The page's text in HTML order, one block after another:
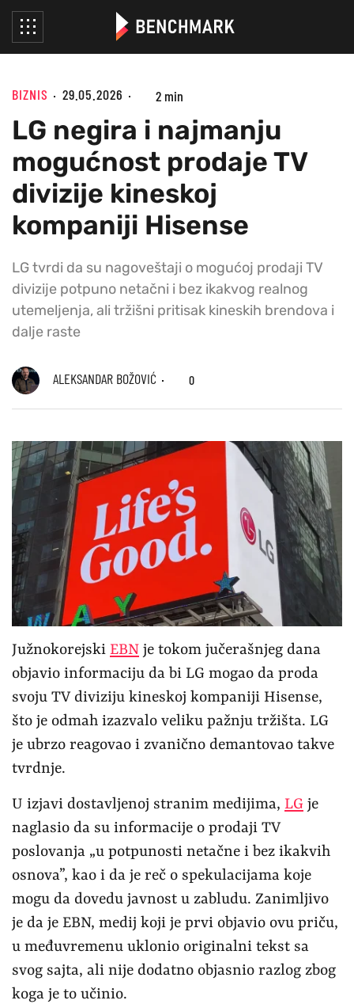
BIZNIS 29.05.2026 2 min
LG negira i najmanju
mogućnost prodaje TV
divizije kineskoj
kompaniji Hisense
LG tvrdi da su nagoveštaji o mogućoj prodaji TV
divizije potpuno netačni i bez ikakvog realnog
utemeljenja, ali tržišni pritisak kineskih brendova i
dalje raste
ALEKSANDAR BOŽOVIĆ 0
Južnokorejski EBN je tokom jučerašnjeg dana
objavio informaciju da bi LG mogao da proda
svoju TV diviziju kineskoj kompaniji Hisense,
što je odmah izazvalo veliku pažnju tržišta. LG
je ubrzo reagovao i zvanično demantovao takve
tvrdnje.
U izjavi dostavljenoj stranim medijima, LG je
naglasio da su informacije o prodaji TV
poslovanja „u potpunosti netačne i bez ikakvih
osnova”, kao i da je reč o spekulacijama koje
mogu da dovedu javnost u zabludu. Zanimljivo
je da je EBN, medij koji je prvi objavio ovu priču,
u međuvremenu uklonio originalni tekst sa
svog sajta, ali nije dodatno objasnio razlog zbog
koga je to učinio.